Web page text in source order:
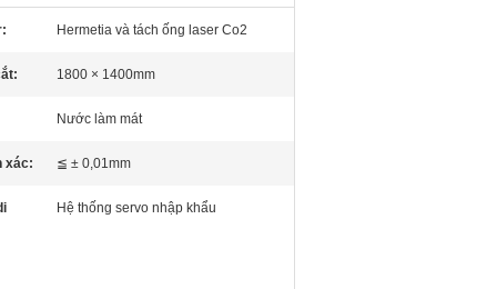
Hermetia và tách ống laser Co2
1800 × 1400mm
Nước làm mát
xác: ≦ ± 0,01mm
Hệ thống servo nhập khẩu